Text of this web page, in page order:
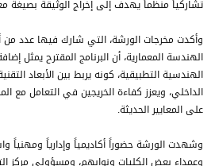
تشاركياً منظماً يهدف إلى إخراج الوثيقة بصيغة
وأكدت مخرجات الورشة، التي شارك فيها عدد
الهندسة المعمارية، أن البرنامج المقترح يمثل
الهندسية التطبيقية، كونه يربط بين الأبعاد
الداخلي، ويعزز كفاءة الخريجين في التعامل مع
على المعايير الحديثة.
وشهدت الورشة حضوراً أكاديمياً وإدارياً ومهنياً
وعمداء بعض الكليات ونوابهم، ومسؤولي مركز